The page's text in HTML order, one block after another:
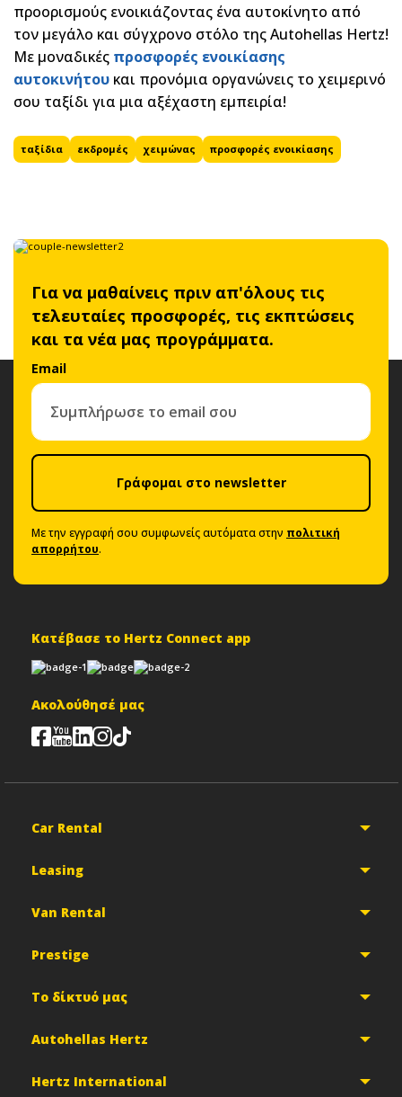
προορισμούς ενοικιάζοντας ένα αυτοκίνητο από
τον μεγάλο και σύγχρονο στόλο τηςAutohellas Hertz!
Με μοναδικές προσφορές ενοικίασης
αυτοκινήτου και προνόμια οργανώνεις το χειμερινό
σου ταξίδι για μια αξέχαστη εμπειρία!
ταξίδια εκδρομές χειμώνας προσφορές ενοικίασης
Για να μαθαίνεις πριν απ'όλους τις
τελευταίες προσφορές, τις εκπτώσεις
και τα νέα μας προγράμματα.
Email
Γράφομαι στο newsletter
Με την εγγραφή σου συμφωνείς αυτόματα στην πολιτική
απορρήτου.
Κατέβασε το Hertz Connect app
Ακολούθησέ μας
Car Rental
Leasing
Van Rental
Prestige
Το δίκτυό μας
Autohellas Hertz
Hertz International